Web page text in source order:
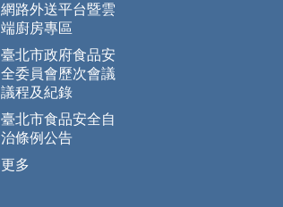
網路外送平台暨雲
端廚房專區
臺北市政府食品安
全委員會歷次會議
議程及紀錄
臺北市食品安全自
治條例公告
更多